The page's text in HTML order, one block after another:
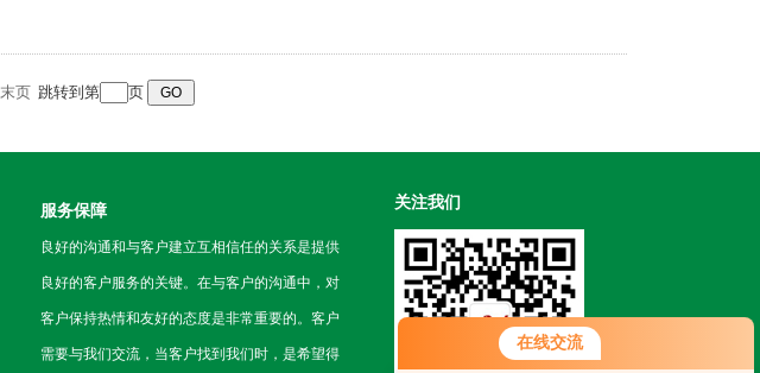
在线交流
末页 跳转到第 页
服务保障
良好的沟通和与客户建立互相信任的关系是提供
良好的客户服务的关键。在与客户的沟通中，对
客户保持热情和友好的态度是非常重要的。客户
需要与我们交流，当客户找到我们时，是希望得
关注我们